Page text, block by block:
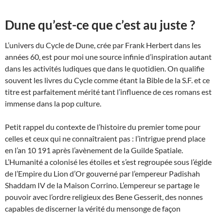
Dune qu’est-ce que c’est au juste ?
L’univers du Cycle de Dune, crée par Frank Herbert dans les
années 60, est pour moi une source infinie d’inspiration autant
dans les activités ludiques que dans le quotidien. On qualifie
souvent les livres du Cycle comme étant la Bible de la S.F. et ce
titre est parfaitement mérité tant l’influence de ces romans est
immense dans la pop culture.
Petit rappel du contexte de l’histoire du premier tome pour
celles et ceux qui ne connaîtraient pas : l’intrigue prend place
en l’an 10 191 après l’avènement de la Guilde Spatiale.
L’Humanité a colonisé les étoiles et s’est regroupée sous l’égide
de l’Empire du Lion d’Or gouverné par l’empereur Padishah
Shaddam IV de la Maison Corrino. L’empereur se partage le
pouvoir avec l’ordre religieux des Bene Gesserit, des nonnes
capables de discerner la vérité du mensonge de façon